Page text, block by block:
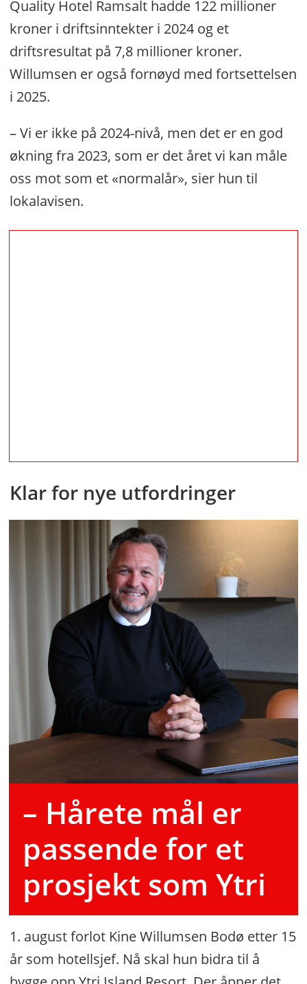
Quality Hotel Ramsalt hadde 122 millioner
kroner i driftsinntekter i 2024 og et
driftsresultat på 7,8 millioner kroner.
Willumsen er også fornøyd med fortsettelsen
i 2025.
– Vi er ikke på 2024-nivå, men det er en god
økning fra 2023, som er det året vi kan måle
oss mot som et «normalår», sier hun til
lokalavisen.
Klar for nye utfordringer
– Hårete mål er
passende for et
prosjekt som Ytri
1. august forlot Kine Willumsen Bodø etter 15
år som hotellsjef. Nå skal hun bidra til å